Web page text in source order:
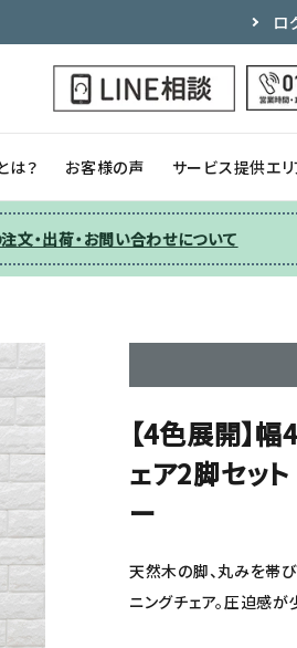
ロ
季節家電
ソファー
は？ お客様の声 サービス提供エ
文・出荷・お問い合わせについて
【4色展開】
ェア2脚セッ
ー
天然木の脚、丸みを帯
ニングチェア。圧迫感